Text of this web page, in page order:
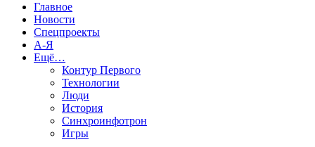
Главное
Новости
Спецпроекты
А-Я
Ещё…
Контур Первого
Технологии
Люди
История
Синхроинфотрон
Игры